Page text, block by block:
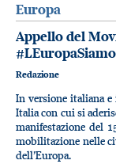
Europa
Appello del
Redazione
In versione italiana
Italia con cui si
manifestazione del
mobilitazione nelle
dell’Europa.